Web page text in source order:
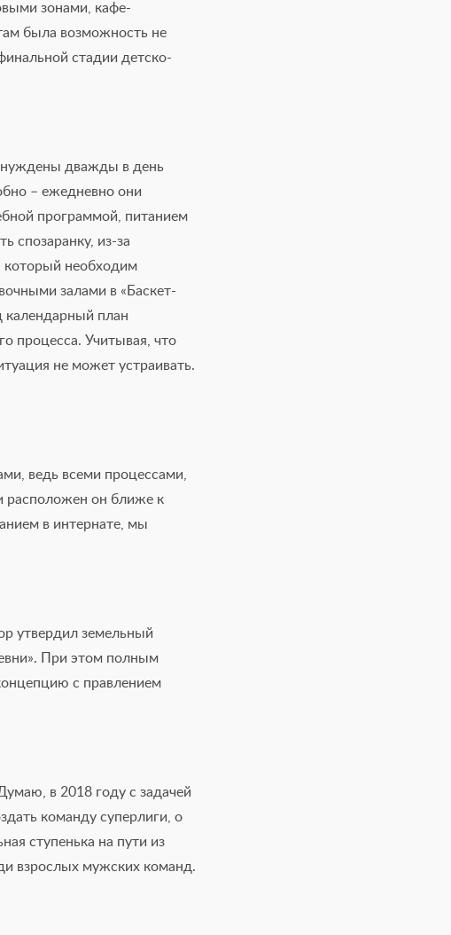
зонами, кафе-
была возможность не
стадии детско-
дважды в день
– ежедневно они
программой, питанием
спозаранку, из-за
который необходим
залами в «Баскет-
календарный план
процесса. Учитывая, что
не может устраивать.
ведь всеми процессами,
расположен он ближе к
в интернате, мы
утвердил земельный
При этом полным
с правлением
в 2018 году с задачей
команду суперлиги, о
ступенька на пути из
взрослых мужских команд.